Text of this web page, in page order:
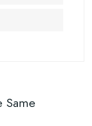
Same